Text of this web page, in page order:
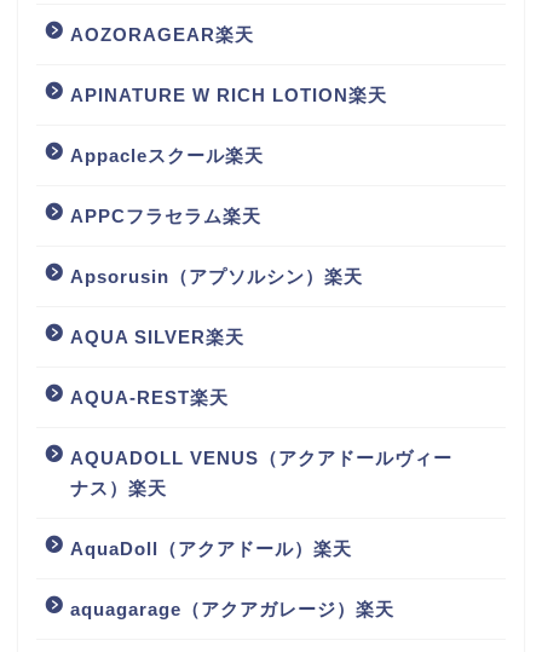
AOZORAGEAR楽天
APINATURE W RICH LOTION楽天
Appacleスクール楽天
APPCフラセラム楽天
Apsorusin（アプソルシン）楽天
AQUA SILVER楽天
AQUA-REST楽天
AQUADOLL VENUS（アクアドールヴィー
ナス）楽天
AquaDoll（アクアドール）楽天
aquagarage（アクアガレージ）楽天